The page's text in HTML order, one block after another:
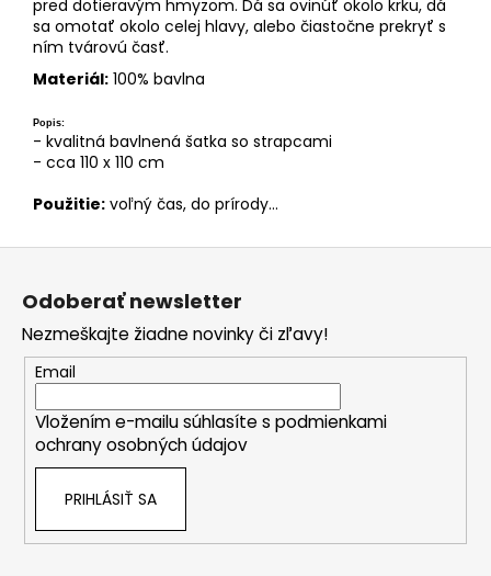
pred dotieravým hmyzom. Dá sa ovinúť okolo krku, dá
sa omotať okolo celej hlavy, alebo čiastočne prekryť s
ním tvárovú časť.
Materiál: 100% bavlna
Popis:
- kvalitná bavlnená šatka so strapcami
- cca 110 x 110 cm
Použitie: voľný čas, do prírody...
Z
Odoberať newsletter
Nezmeškajte žiadne novinky či zľavy!
Email
Vložením e-mailu súhlasíte s podmienkami
ochrany osobných údajov
PRIHLÁSIŤ SA